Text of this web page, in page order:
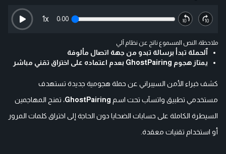
0:00
1x
ملاحظة: النص المسموع ناتج عن نظام آلي
ٱلحملة تبدأ برسالة تبدو من جهة اتصال مألوفة
يمتاز هجوم GhostPairing بعدم اعتماده على اختراق تقني مباشر
كشف خبراء الأمن السيبراني عن حملة هجومية جديدة تستهدف
مستخدمي تطبيق واتسآب تحت اسم GhostPairing، تمنح المهاجمين
السيطرة الكاملة على حسابات الضحايا دون الحاجة إلى اختراق كلمات المرور
أو استخدام تقنيات معقدة.